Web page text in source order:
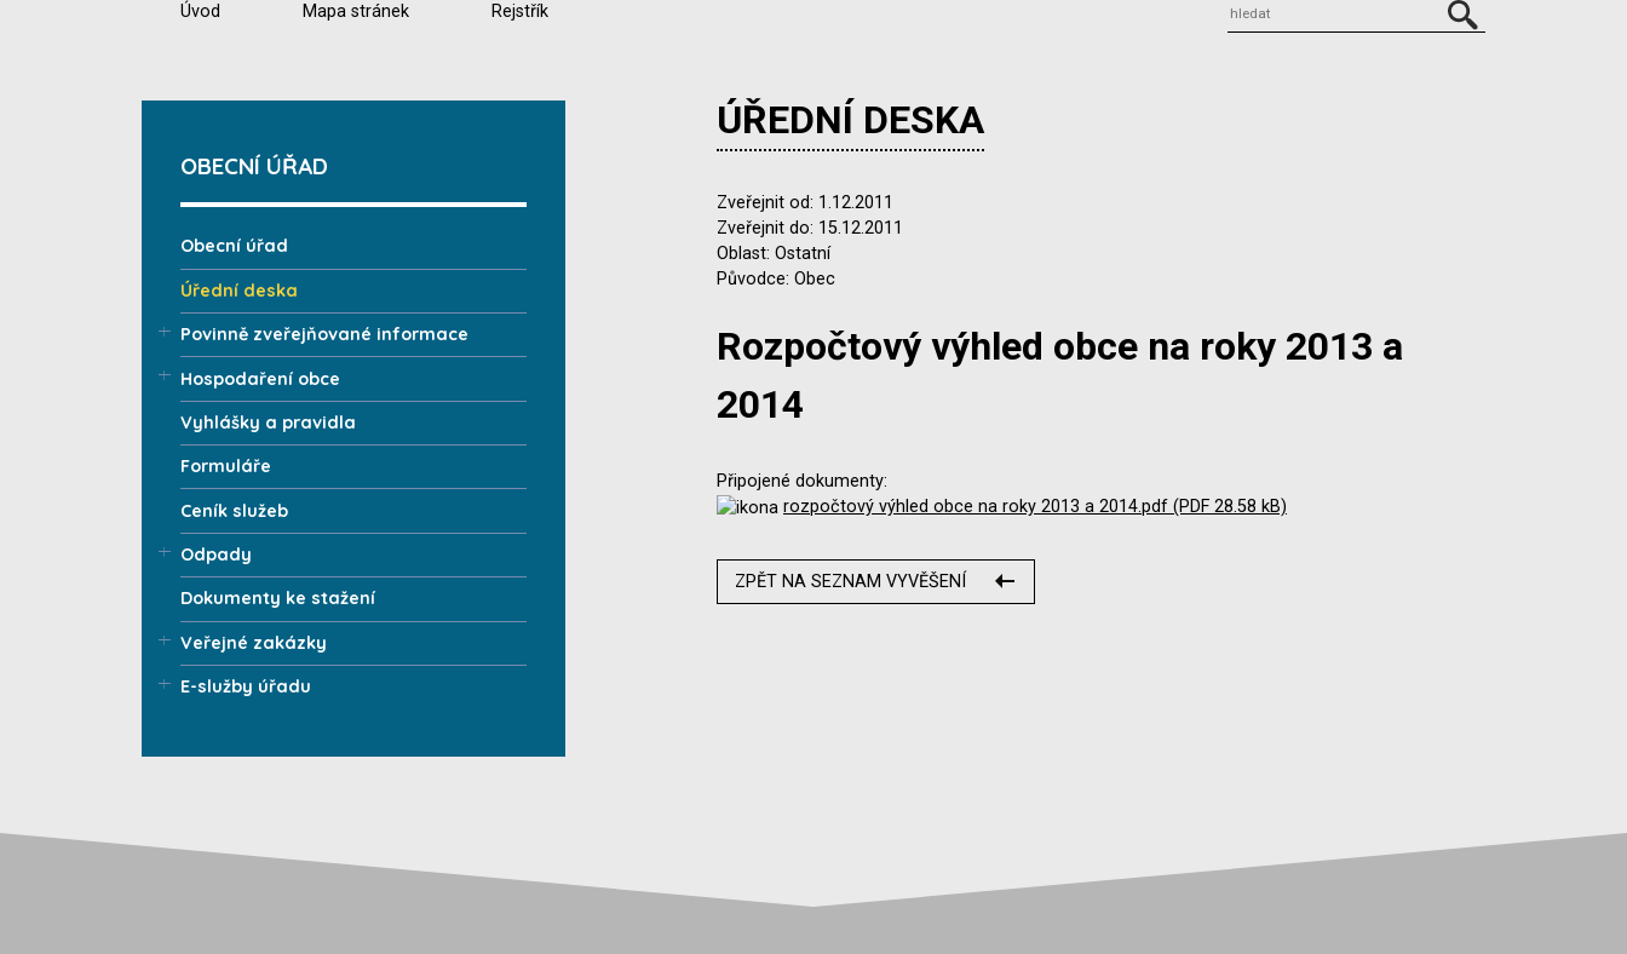
Úvod Mapa stránek Rejstřík
ÚŘEDNÍ DESKA
Zveřejnit od: 1.12.2011
Zveřejnit do: 15.12.2011
Oblast: Ostatní
Původce: Obec
Rozpočtový výhled obce na roky 2013 a
2014
Připojené dokumenty:
rozpočtový výhled obce na roky 2013 a 2014.pdf (PDF 28.58 kB)
ZPĚT NA SEZNAM VYVĚŠENÍ
OBECNÍ ÚŘAD
Obecní úřad
Úřední deska
Povinně zveřejňované informace
Hospodaření obce
Vyhlášky a pravidla
Formuláře
Ceník služeb
Odpady
Dokumenty ke stažení
Veřejné zakázky
E-služby úřadu